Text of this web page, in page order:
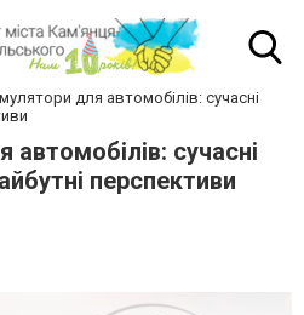
для автомобілів: сучасні
сучасні
перспективи